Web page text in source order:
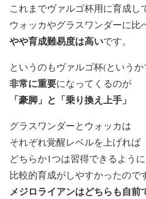
これまでヴァルゴ杯用に育成し
ウォッカやグラスワンダーに比
やや育成難易度は高いです。
というのもヴァルゴ杯(という
非常に重要になってくるのが
「豪脚」と「乗り換え上手」
グラスワンダーとウォッカは
それぞれ覚醒レベルを上げれば
どちらか1つは習得できるよう
比較的育成がしやすかったので
メジロライアンはどちらも自前